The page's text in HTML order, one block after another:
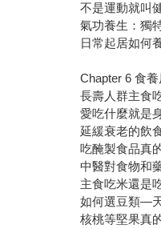
不是運動就叫
氣功養生：獨
日常起居如何
Chapter 6 食養
長壽人群主食
愛吃什麼就是
延緩衰老的飲
吃醃製食品真
中醫對食物和
主食吃米還是
如何選豆類—
核桃等堅果真